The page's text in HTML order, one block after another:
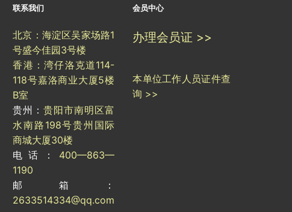
联系我们
北京：海淀区吴家场路1
号盛今佳园3号楼
香港：湾仔洛克道114-
118号嘉洛商业大厦5楼
B室
贵州：贵阳市南明区富
水南路198号贵州国际
商城大厦30楼
电话： 400—863—
1190
邮箱：
2633514334@qq.com
会员中心
办理会员证 >>
本单位工作人员证件查
询 >>